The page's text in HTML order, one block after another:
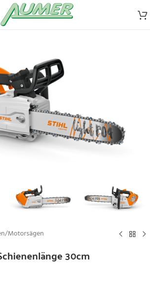
/Motorsägen
30cm